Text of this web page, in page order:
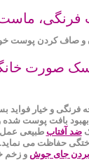
فرنگی،
و صاف کردن پوست
صورت
فرنگی و خیار فواید
بافت پوست شده
ضد آفتاب طبیعی عمل
حفاظت می نماید.
بردن جای جوش و زخم